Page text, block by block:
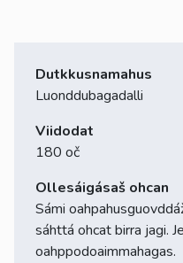
Dutkkusnamahus
Luonddubagadalli
Viidodat
180 oč
Ollesáigásaš ohcan
Sámi
sáhttá ohcat birra jagi.
oahppodoaimmahagas.